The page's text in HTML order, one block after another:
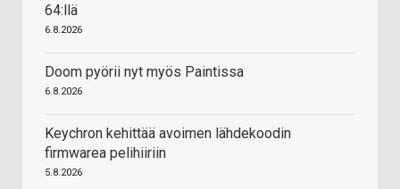
64:llä
6.8.2026
Doom pyörii nyt myös Paintissa
6.8.2026
Keychron kehittää avoimen lähdekoodin
firmwarea pelihiiriin
5.8.2026